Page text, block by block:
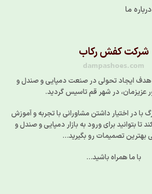
درباره ما
شرکت کفش رکاب
dampashoes.com
ایجاد تحولی در صنعت دمپایی و صندل و
عزیزمان، در شهر قم تاسیس گردید.
با در اختیار داشتن مشاورانی با تجربه و آموزش
تا بتوانید برای ورود به بازار دمپایی و صندل و
بهترین تصمیمات رو بگیرید…
با ما همراه باشید…